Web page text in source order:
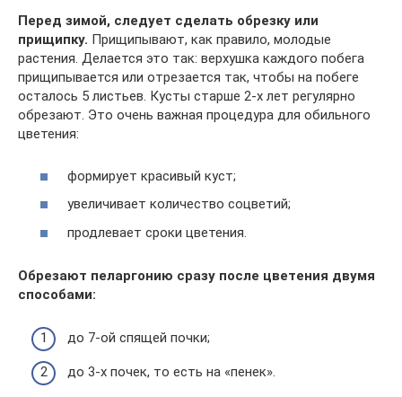
Перед зимой, следует сделать обрезку или
прищипку. Прищипывают, как правило, молодые
растения. Делается это так: верхушка каждого побега
прищипывается или отрезается так, чтобы на побеге
осталось 5 листьев. Кусты старше 2-х лет регулярно
обрезают. Это очень важная процедура для обильного
цветения:
формирует красивый куст;
увеличивает количество соцветий;
продлевает сроки цветения.
Обрезают пеларгонию сразу после цветения двумя
способами:
до 7-ой спящей почки;
до 3-х почек, то есть на «пенек».